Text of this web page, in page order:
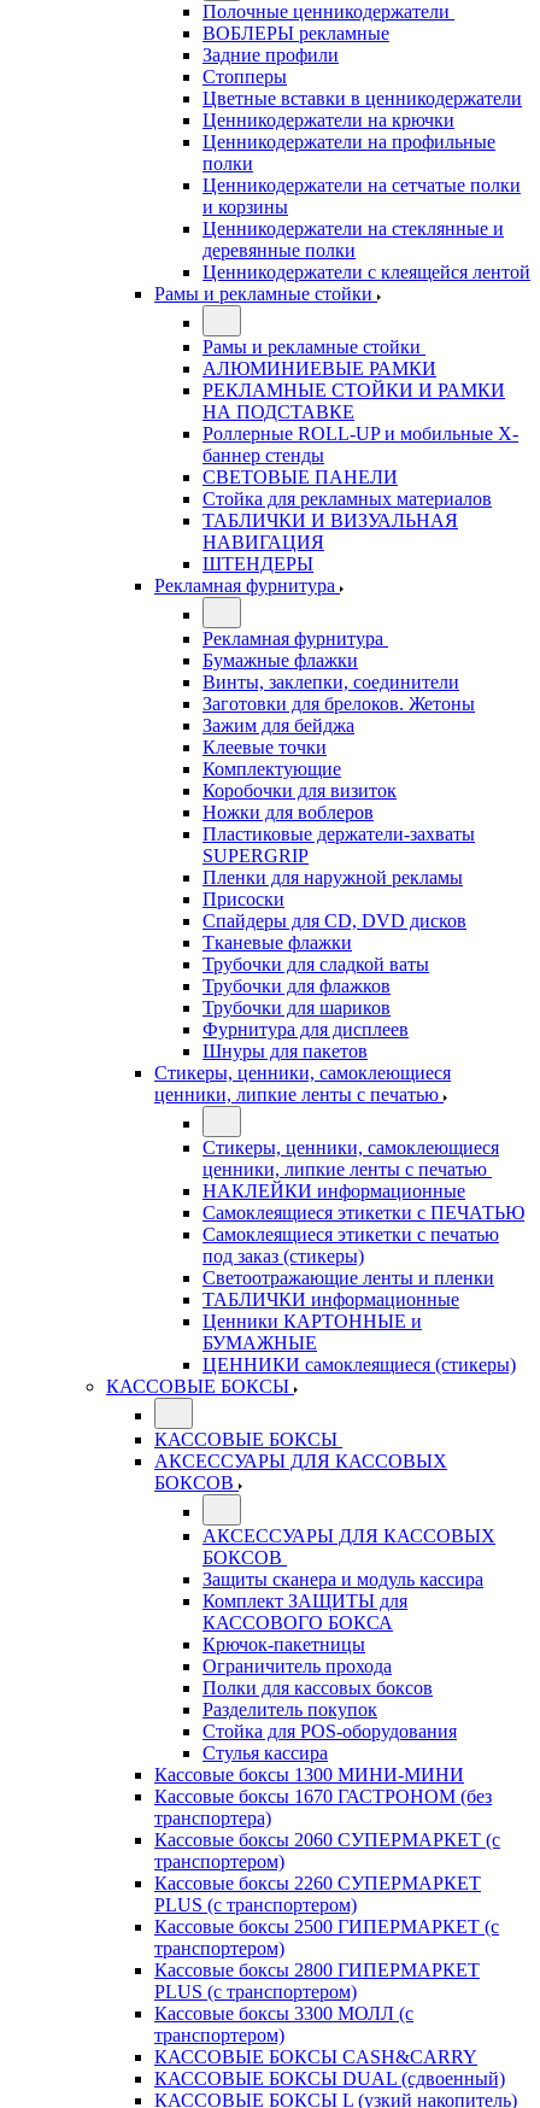
Полочные ценникодержатели
ВОБЛЕРЫ рекламные
Задние профили
Стопперы
Цветные вставки в ценникодержатели
Ценникодержатели на крючки
Ценникодержатели на профильные
полки
Ценникодержатели на сетчатые полки
и корзины
Ценникодержатели на стеклянные и
деревянные полки
Ценникодержатели с клеящейся лентой
Рамы и рекламные стойки
Рамы и рекламные стойки
АЛЮМИНИЕВЫЕ РАМКИ
РЕКЛАМНЫЕ СТОЙКИ И РАМКИ
НА ПОДСТАВКЕ
Роллерные ROLL-UP и мобильные X-
баннер стенды
СВЕТОВЫЕ ПАНЕЛИ
Стойка для рекламных материалов
ТАБЛИЧКИ И ВИЗУАЛЬНАЯ
НАВИГАЦИЯ
ШТЕНДЕРЫ
Рекламная фурнитура
Рекламная фурнитура
Бумажные флажки
Винты, заклепки, соединители
Заготовки для брелоков. Жетоны
Зажим для бейджа
Клеевые точки
Комплектующие
Коробочки для визиток
Ножки для воблеров
Пластиковые держатели-захваты
SUPERGRIP
Пленки для наружной рекламы
Присоски
Спайдеры для CD, DVD дисков
Тканевые флажки
Трубочки для сладкой ваты
Трубочки для флажков
Трубочки для шариков
Фурнитура для дисплеев
Шнуры для пакетов
Стикеры, ценники, самоклеющиеся
ценники, липкие ленты с печатью
Стикеры, ценники, самоклеющиеся
ценники, липкие ленты с печатью
НАКЛЕЙКИ информационные
Самоклеящиеся этикетки с ПЕЧАТЬЮ
Самоклеящиеся этикетки с печатью
под заказ (стикеры)
Светоотражающие ленты и пленки
ТАБЛИЧКИ информационные
Ценники КАРТОННЫЕ и
БУМАЖНЫЕ
ЦЕННИКИ самоклеящиеся (стикеры)
КАССОВЫЕ БОКСЫ
КАССОВЫЕ БОКСЫ
АКСЕССУАРЫ ДЛЯ КАССОВЫХ
БОКСОВ
АКСЕССУАРЫ ДЛЯ КАССОВЫХ
БОКСОВ
Защиты сканера и модуль кассира
Комплект ЗАЩИТЫ для
КАССОВОГО БОКСА
Крючок-пакетницы
Ограничитель прохода
Полки для кассовых боксов
Разделитель покупок
Стойка для POS-оборудования
Стулья кассира
Кассовые боксы 1300 МИНИ-МИНИ
Кассовые боксы 1670 ГАСТРОНОМ (без
транспортера)
Кассовые боксы 2060 СУПЕРМАРКЕТ (с
транспортером)
Кассовые боксы 2260 СУПЕРМАРКЕТ
PLUS (с транспортером)
Кассовые боксы 2500 ГИПЕРМАРКЕТ (с
транспортером)
Кассовые боксы 2800 ГИПЕРМАРКЕТ
PLUS (с транспортером)
Кассовые боксы 3300 МОЛЛ (с
транспортером)
КАССОВЫЕ БОКСЫ CASH&CARRY
КАССОВЫЕ БОКСЫ DUAL (сдвоенный)
КАССОВЫЕ БОКСЫ L (узкий накопитель)